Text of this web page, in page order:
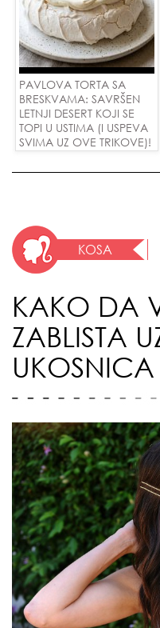
PAVLOVA TORTA SA
BRESKVAMA: SAVRŠEN
LETNJI DESERT KOJI SE
TOPI U USTIMA (I USPEVA
SVIMA UZ OVE TRIKOVE)!
KOSA
KAKO DA
ZABLISTA
UKOSNICA